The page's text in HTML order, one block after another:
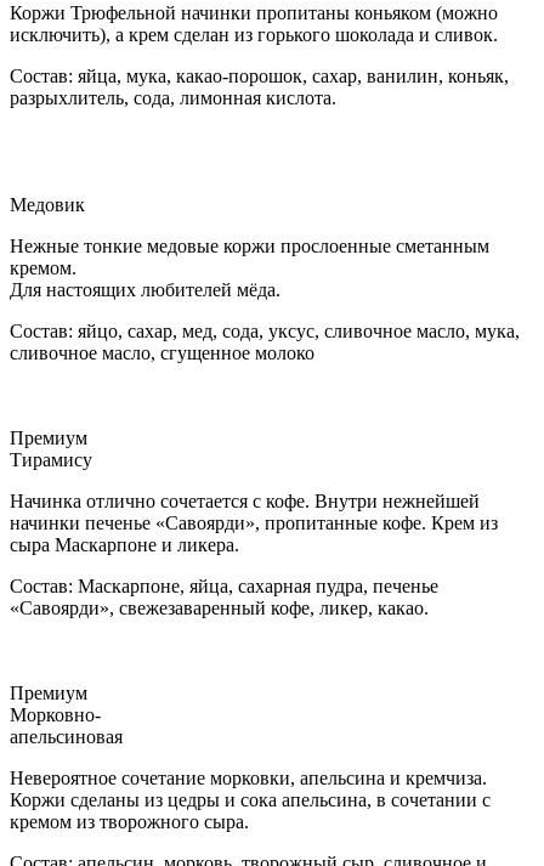
Коржи Трюфельной начинки пропитаны коньяком (можно
исключить), а крем сделан из горького шоколада и сливок.
Состав: яйца, мука, какао-порошок, сахар, ванилин, коньяк,
разрыхлитель, сода, лимонная кислота.
Медовик
Нежные тонкие медовые коржи прослоенные сметанным
кремом.
Для настоящих любителей мёда.
Состав: яйцо, сахар, мед, сода, уксус, сливочное масло, мука,
сливочное масло, сгущенное молоко
Премиум
Тирамису
Начинка отлично сочетается с кофе. Внутри нежнейшей
начинки печенье «Савоярди», пропитанные кофе. Крем из
сыра Маскарпоне и ликера.
Состав: Маскарпоне, яйца, сахарная пудра, печенье
«Савоярди», свежезаваренный кофе, ликер, какао.
Премиум
Морковно-
апельсиновая
Невероятное сочетание морковки, апельсина и кремчиза.
Коржи сделаны из цедры и сока апельсина, в сочетании с
кремом из творожного сыра.